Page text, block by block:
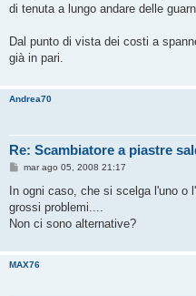
di tenuta a lungo andare delle
Dal punto di vista dei costi a
già in pari.
Andrea70
Re: Scambiatore a piastre
M
s
a
g
o
mar ago 05, 2008 21:17
In ogni caso, che si scelga l'uno o
grossi problemi....
Non ci sono alternative?
MAX76